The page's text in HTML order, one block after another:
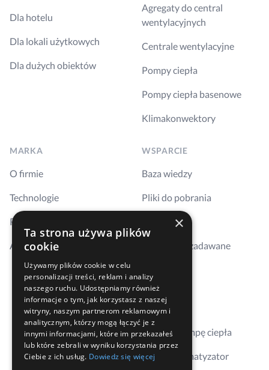
Dla hotelu
Dla lokali użytkowych
Dla dużych obiektów
Agregaty do central
wentylacyjnych
Centrale wentylacyjne
Pompy ciepła
Pompy ciepła basenowe
Klimakonwektory
MARKA
O firmie
Technologie
Realizacje
Aktualności
WSPARCIE
Baza wiedzy
Pliki do pobrania
Szkolenia
Najczęściej zadawane
Kontakt
Gdzie kupić
Dobierz pompę ciepła
Dobierz klimatyzator
×
Ta strona używa plików
cookie
Używamy plików cookie w celu
personalizacji treści, reklam i analizy
naszego ruchu. Udostępniamy również
informacje o tym, jak korzystasz z naszej
witryny, naszym partnerom reklamowym i
analitycznym, którzy mogą łączyć je z
innymi informacjami, które im przekazałeś
lub które zebrali w wyniku korzystania przez
Ciebie z ich usług. Dowiedz się więcej